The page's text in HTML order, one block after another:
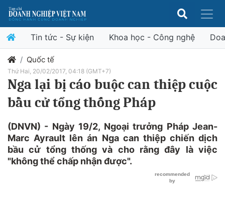
Tin tức - Sự kiện Khoa học - Công nghệ
Quốc tế
Thứ Hai, 20/02/2017, 04:18 (GMT+7)
Nga lại bị cáo buộc can thiệp cuộc
bầu cử tổng thống Pháp
(DNVN) - Ngày 19/2, Ngoại trưởng Pháp Jean-
Marc Ayrault lên án Nga can thiệp chiến dịch
bầu cử tổng thống và cho rằng đây là việc
"không thể chấp nhận được".